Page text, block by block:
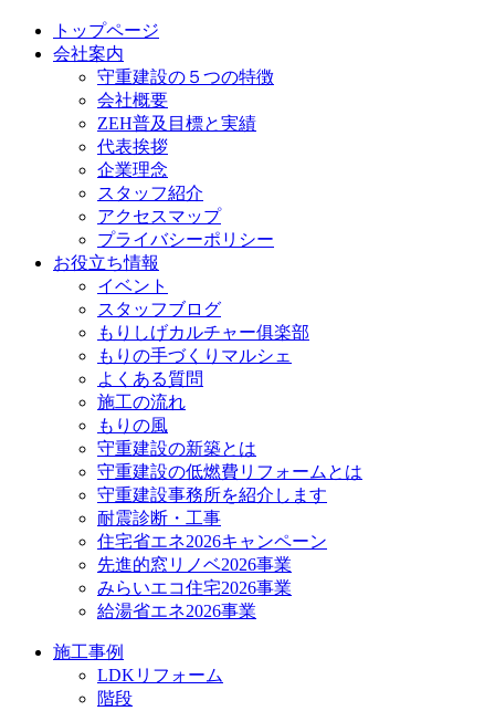
トップページ
会社案内
守重建設の５つの特徴
会社概要
ZEH普及目標と実績
代表挨拶
企業理念
スタッフ紹介
アクセスマップ
プライバシーポリシー
お役立ち情報
イベント
スタッフブログ
もりしげカルチャー俱楽部
もりの手づくりマルシェ
よくある質問
施工の流れ
もりの風
守重建設の新築とは
守重建設の低燃費リフォームとは
守重建設事務所を紹介します
耐震診断・工事
住宅省エネ2026キャンペーン
先進的窓リノベ2026事業
みらいエコ住宅2026事業
給湯省エネ2026事業
施工事例
LDKリフォーム
階段